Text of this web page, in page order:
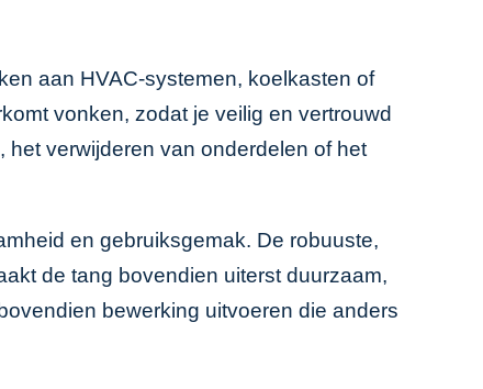
aan HVAC-systemen, koelkasten of
vonken, zodat je veilig en vertrouwd
het verwijderen van onderdelen of het
en gebruiksgemak. De robuuste,
de tang bovendien uiterst duurzaam,
bewerking uitvoeren die anders